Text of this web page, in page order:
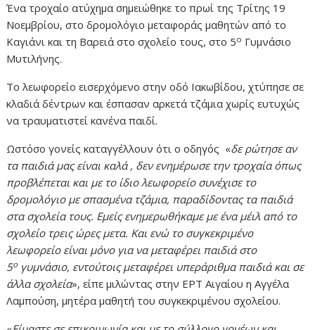
Ένα τροχαίο ατύχημα σημειώθηκε το πρωί της Τρίτης 19
Νοεμβρίου, στο δρομολόγιο μεταφοράς μαθητών από το
Καγιάνι και τη Βαρειά στο σχολείο τους, στο 5ο Γυμνάσιο
Μυτιλήνης.
Το λεωφορείο εισερχόμενο στην οδό Ιακωβίδου, χτύπησε σε
κλαδιά δέντρων και έσπασαν αρκετά τζάμια χωρίς ευτυχώς
να τραυματιστεί κανένα παιδί.
Ωστόσο γονείς καταγγέλλουν ότι ο οδηγός «δε ρώτησε αν
τα παιδιά μας είναι καλά , δεν ενημέρωσε την τροχαία όπως
προβλέπεται και με το ίδιο λεωφορείο συνέχισε το
δρομολόγιο με σπασμένα τζάμια, παραδίδοντας τα παιδιά
στα σχολεία τους. Εμείς ενημερωθήκαμε με ένα μέιλ από το
σχολείο τρεις ώρες μετα. Και ενώ το συγκεκριμένο
λεωφορείο είναι μόνο για να μεταφέρει παιδιά στο
5ο γυμνάσιο, εντούτοις μεταφέρει υπεράριθμα παιδιά και σε
άλλα σχολεία», είπε μιλώντας στην ΕΡΤ Αιγαίου η Αγγέλα
Λαμπούση, μητέρα μαθητή του συγκεκριμένου σχολείου.